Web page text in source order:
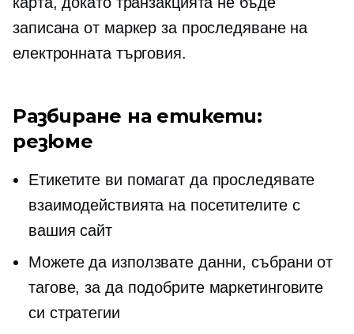
записана от маркер за проследяване на
електронната търговия.
Разбиране на етикети:
резюме
Етикетите ви помагат да проследявате
взаимодействията на посетителите с
вашия сайт
Можете да използвате данни, събрани от
тагове, за да подобрите маркетинговите
си стратегии